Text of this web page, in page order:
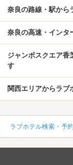
奈良の路線・駅から
奈良の高速・インタ
ジャンボスクエア香
す
関西エリアからラブ
ラブホテル検索・予